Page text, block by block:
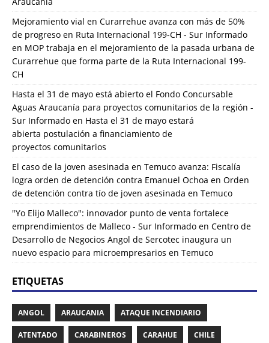
Mejoramiento vial en Curarrehue avanza con más de 50%
de progreso en Ruta Internacional 199-CH - Sur Informado
en MOP trabaja en el mejoramiento de la pasada urbana de
Curarrehue que forma parte de la Ruta Internacional 199-
CH
Hasta el 31 de mayo está abierto el Fondo Concursable
Aguas Araucanía para proyectos comunitarios de la región -
Sur Informado en Hasta el 31 de mayo estará
abierta postulación a financiamiento de
proyectos comunitarios
El caso de la joven asesinada en Temuco avanza: Fiscalía
logra orden de detención contra Emanuel Ochoa en Orden
de detención contra tío de joven asesinada en Temuco
"Yo Elijo Malleco": innovador punto de venta fortalece
emprendimientos de Malleco - Sur Informado en Centro de
Desarrollo de Negocios Angol de Sercotec inaugura un
nuevo espacio para microempresarios en Temuco
ETIQUETAS
ANGOL ARAUCANIA ATAQUE INCENDIARIO
ATENTADO CARABINEROS CARAHUE CHILE